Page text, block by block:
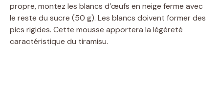
propre, montez les blancs d’œufs en neige ferme avec
le reste du sucre (50 g). Les blancs doivent former des
pics rigides. Cette mousse apportera la légèreté
caractéristique du tiramisu.